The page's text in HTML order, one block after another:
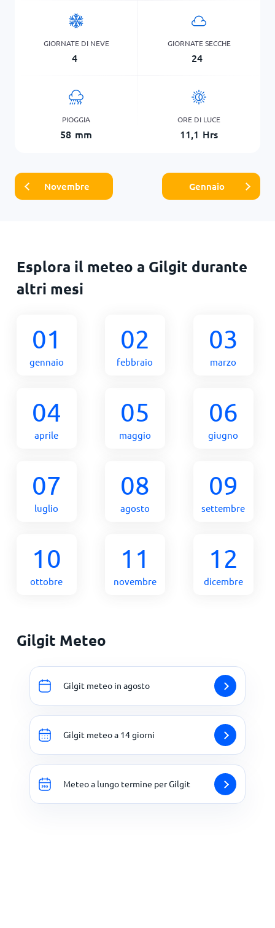
GIORNATE DI NEVE
4
GIORNATE SECCHE
24
PIOGGIA
58 mm
ORE DI LUCE
11,1 Hrs
Novembre Gennaio
Esplora il meteo a Gilgit durante
altri mesi
01
gennaio
02
febbraio
03
marzo
04
aprile
05
maggio
06
giugno
07
luglio
08
agosto
09
settembre
10
ottobre
11
novembre
12
dicembre
Gilgit Meteo
Gilgit meteo in agosto
Gilgit meteo a 14 giorni
Meteo a lungo termine per Gilgit